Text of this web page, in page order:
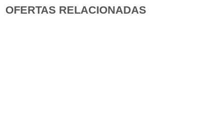
OFERTAS RELACIONADAS